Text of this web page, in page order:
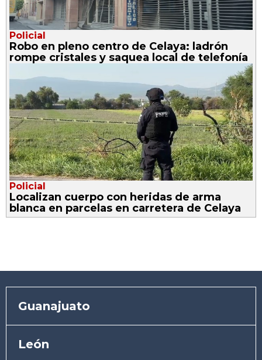
Policial
Robo en pleno centro de Celaya: ladrón
rompe cristales y saquea local de telefonía
Policial
Localizan cuerpo con heridas de arma
blanca en parcelas en carretera de Celaya
Guanajuato
León